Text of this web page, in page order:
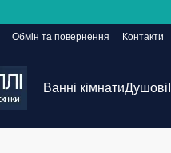
Обмін та повернення Контакти
Ванні кімнатиДушові